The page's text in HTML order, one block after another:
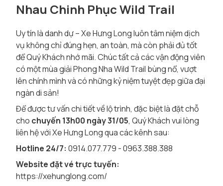
Nhau Chinh Phục Wild Trail
Uy tín là danh dự – Xe Hưng Long luôn tâm niệm dịch
vụ không chỉ đúng hẹn, an toàn, mà còn phải đủ tốt
để Quý Khách nhớ mãi. Chúc tất cả các vận động viên
có một mùa giải Phong Nha Wild Trail bùng nổ, vượt
lên chính mình và có những kỷ niệm tuyệt đẹp giữa đại
ngàn di sản!
Để được tư vấn chi tiết về lộ trình, đặc biệt là đặt chỗ
cho chuyến 13h00 ngày 31/05, Quý Khách vui lòng
liên hệ với Xe Hưng Long qua các kênh sau:
Hotline 24/7: 0914.077.779 - 0963.388.388
Website đặt vé trực tuyến:
https://xehunglong.com/